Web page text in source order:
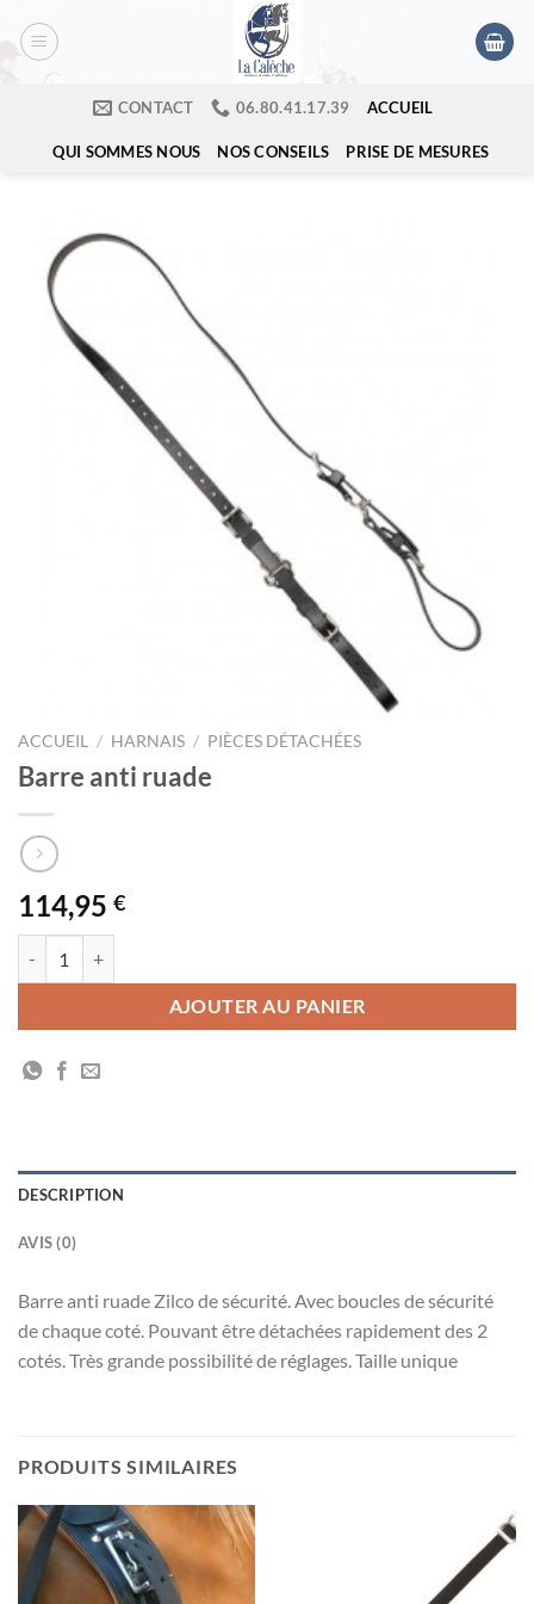
CONTACT ​06.80.41.17.39 ACCUEIL
QUI SOMMES NOUS NOS CONSEILS PRISE DE MESURES
ACCUEIL / HARNAIS / PIÈCES DÉTACHÉES
Barre anti ruade
114,95 €
AJOUTER AU PANIER
DESCRIPTION
AVIS (0)
Barre anti ruade Zilco de sécurité. Avec boucles de sécurité
de chaque coté. Pouvant être détachées rapidement des 2
cotés. Très grande possibilité de réglages. Taille unique
PRODUITS SIMILAIRES